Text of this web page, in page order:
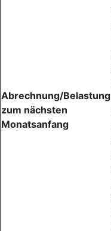
Abrechnung/Belastung
zum nächsten
Monatsanfang